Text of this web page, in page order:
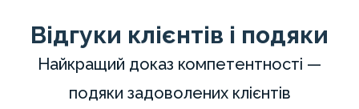
Відгуки клієнтів і подяки
Найкращий доказ компетентності —
подяки задоволених клієнтів